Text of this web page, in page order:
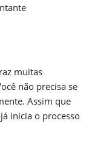
muitas
não precisa se
Assim que
inicia o processo